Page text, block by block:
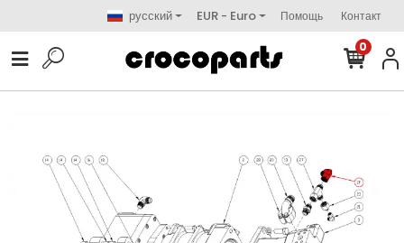
русский EUR - Euro Помощь Контакт
0